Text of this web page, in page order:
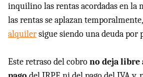
inquilino las rentas acordadas en la
las rentas se aplazan
alquilersigue siendo una deuda
Este retraso del cobrono deja libre